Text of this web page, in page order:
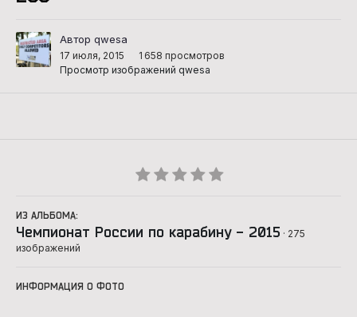
Автор qwesa
17 июля, 2015
1 658 просмотров
Просмотр изображений qwesa
ИЗ АЛЬБОМА:
Чемпионат России по карабину - 2015 · 275
изображений
ИНФОРМАЦИЯ О ФОТО